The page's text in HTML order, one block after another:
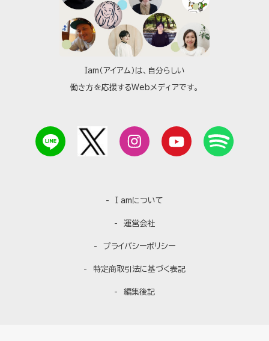
Iam（アイアム）は、自分らしい
働き方を応援するWebメディアです。
I amについて
運営会社
プライバシーポリシー
特定商取引法に基づく表記
編集後記